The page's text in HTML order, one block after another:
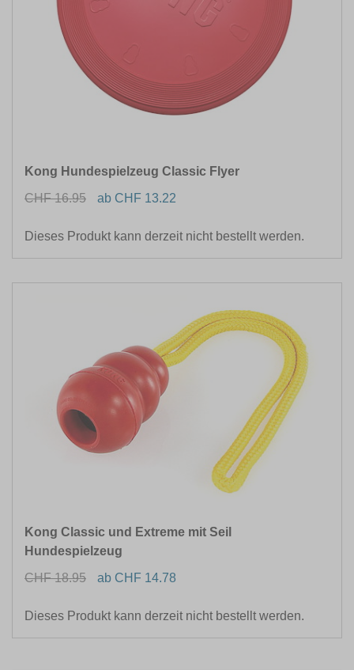
Kong Hundespielzeug Classic Flyer
CHF 16.95
ab CHF 13.22
Dieses Produkt kann derzeit nicht bestellt werden.
Kong Classic und Extreme mit Seil
Hundespielzeug
CHF 18.95
ab CHF 14.78
Dieses Produkt kann derzeit nicht bestellt werden.